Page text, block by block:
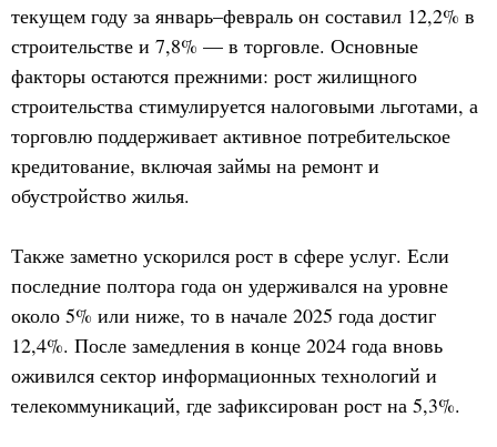
текущем году за январь–февраль он составил 12,2% в
строительстве и 7,8% — в торговле. Основные
факторы остаются прежними: рост жилищного
строительства стимулируется налоговыми льготами, а
торговлю поддерживает активное потребительское
кредитование, включая займы на ремонт и
обустройство жилья.
Также заметно ускорился рост в сфере услуг. Если
последние полтора года он удерживался на уровне
около 5% или ниже, то в начале 2025 года достиг
12,4%. После замедления в конце 2024 года вновь
оживился сектор информационных технологий и
телекоммуникаций, где зафиксирован рост на 5,3%.